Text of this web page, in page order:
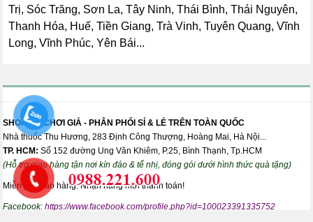
Trị, Sóc Trăng, Sơn La, Tây Ninh, Thái Bình, Thái Nguyên,
Thanh Hóa, Huế, Tiền Giang, Trà Vinh, Tuyên Quang, Vĩnh
Long, Vĩnh Phúc, Yên Bái...
SHOP ĐỒ CHƠI GIẢ - PHÂN PHỐI SỈ & LẺ TRÊN TOÀN QUỐC
Nhà thuốc Thu Hương, 283 Định Công Thượng, Hoàng Mai, Hà Nội...
TP. HCM: Số 152 đường Ung Văn Khiêm, P.25, Bình Thạnh, Tp.HCM
(Hỗ trợ giao hàng tận nơi kín đáo & tế nhị, đóng gói dưới hình thức quà tặng)
Miễn phí giao hàng. Nhận hàng mới thanh toán!
Facebook:https://www.facebook.com/profile.php?id=100023391335752